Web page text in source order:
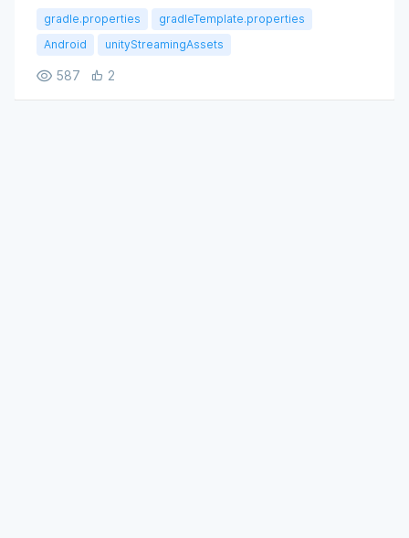
gradle.properties
gradleTemplate.properties
Android
unityStreamingAssets
587 2